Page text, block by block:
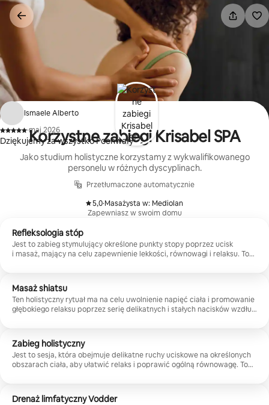
Przejdź
treści
Korzystne zabiegi Krisabel SPA
Jako studium holistyczne korzystamy z wykwalifikowanego
personelu w różnych dyscyplinach.
Przetłumaczone automatycznie
5,0
, ·Masażysta w: Mediolan
Zapewniasz w swoim domu
Refleksologia stóp
Jest to zabieg stymulujący określone punkty stopy poprzez ucisk
i masaż, mający na celu zapewnienie lekkości, równowagi i relaksu. To
Masaż shiatsu
Ten holistyczny rytuał ma na celu uwolnienie napięć ciała i promowanie
głębokiego relaksu poprzez serię delikatnych i stałych nacisków wzdłuż
samopoczucie.
Zabieg holistyczny
Jest to sesja, która obejmuje delikatne ruchy uciskowe na określonych
obszarach ciała, aby ułatwić relaks i poprawić ogólną równowagę. To
Drenaż limfatyczny Vodder
Ismaele Alberto
, ·maj 2026
Dziękujemy za wszystko Pochwały